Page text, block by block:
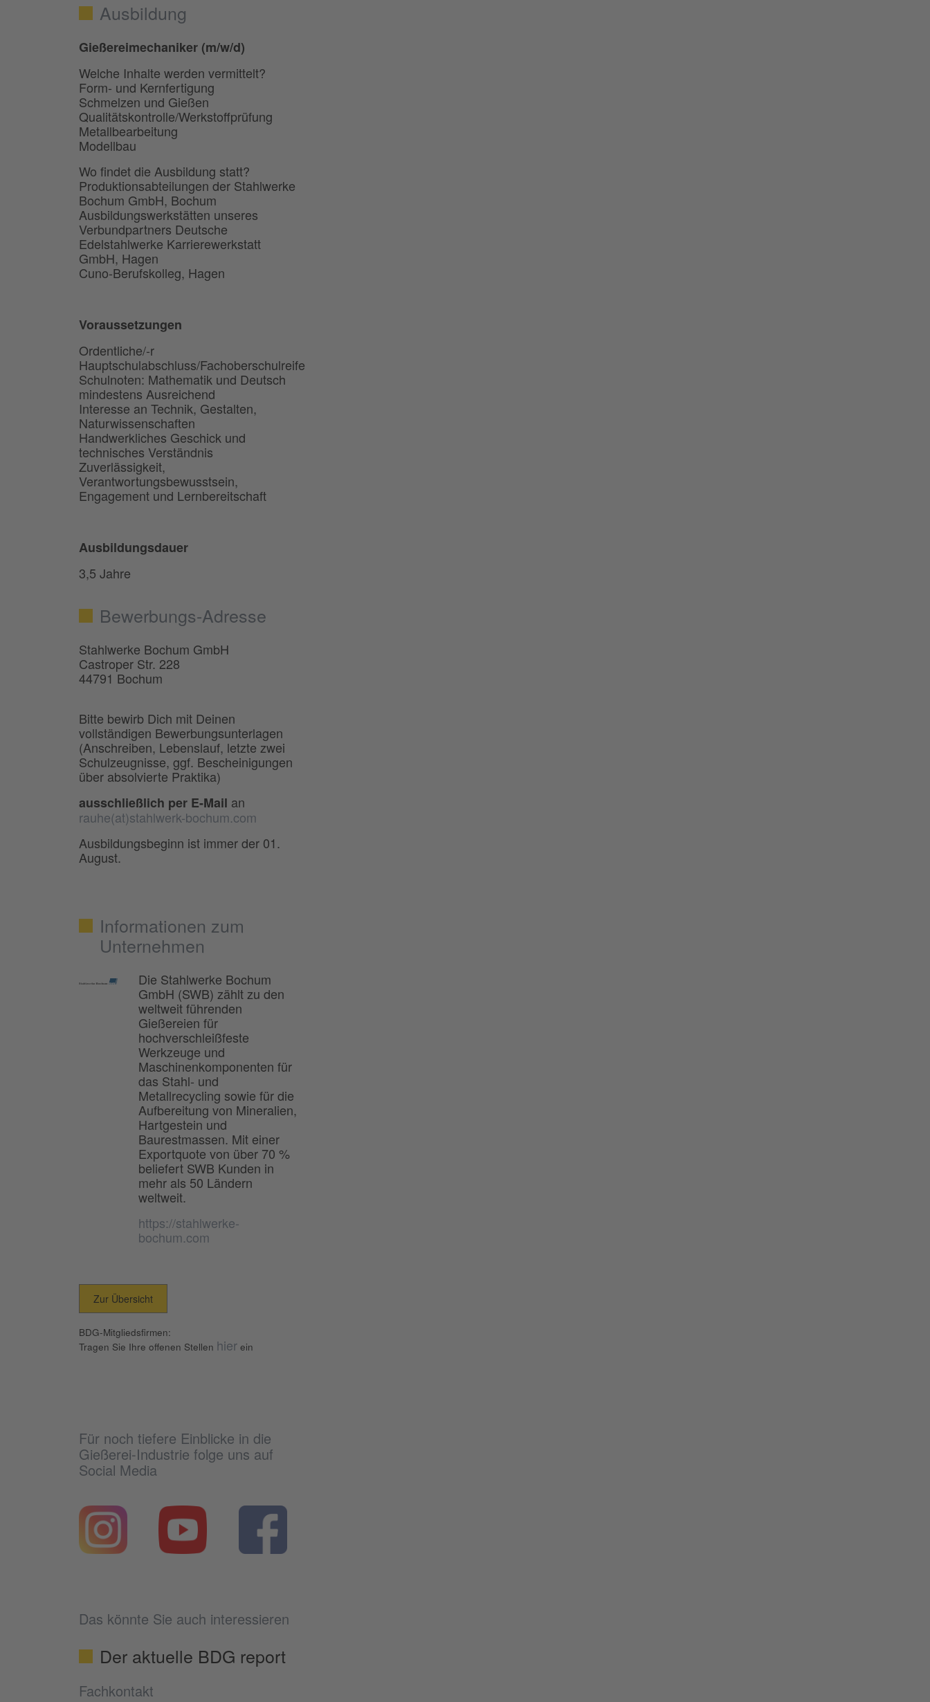
Ausbildung
Gießereimechaniker (m/w/d)
Welche Inhalte werden vermittelt?
Form- und Kernfertigung
Schmelzen und Gießen
Qualitätskontrolle/Werkstoffprüfung
Metallbearbeitung
Modellbau
Wo findet die Ausbildung statt?
Produktionsabteilungen der Stahlwerke
Bochum GmbH, Bochum
Ausbildungswerkstätten unseres
Verbundpartners Deutsche
Edelstahlwerke Karrierewerkstatt
GmbH, Hagen
Cuno-Berufskolleg, Hagen
Voraussetzungen
Ordentliche/-r
Hauptschulabschluss/Fachoberschulreife
Schulnoten: Mathematik und Deutsch
mindestens Ausreichend
Interesse an Technik, Gestalten,
Naturwissenschaften
Handwerkliches Geschick und
technisches Verständnis
Zuverlässigkeit,
Verantwortungsbewusstsein,
Engagement und Lernbereitschaft
Ausbildungsdauer
3,5 Jahre
Bewerbungs-Adresse
Stahlwerke Bochum GmbH
Castroper Str. 228
44791 Bochum
Bitte bewirb Dich mit Deinen
vollständigen Bewerbungsunterlagen
(Anschreiben, Lebenslauf, letzte zwei
Schulzeugnisse, ggf. Bescheinigungen
über absolvierte Praktika)
ausschließlich per E-Mail an
rauhe(at)stahlwerk-bochum.com
Ausbildungsbeginn ist immer der 01.
August.
Informationen zum
Unternehmen
Die Stahlwerke Bochum
GmbH (SWB) zählt zu den
weltweit führenden
Gießereien für
hochverschleißfeste
Werkzeuge und
Maschinenkomponenten für
das Stahl- und
Metallrecycling sowie für die
Aufbereitung von Mineralien,
Hartgestein und
Baurestmassen. Mit einer
Exportquote von über 70 %
beliefert SWB Kunden in
mehr als 50 Ländern
weltweit.
https://stahlwerke-
bochum.com
Zur Übersicht
BDG-Mitgliedsfirmen:
Tragen Sie Ihre offenen Stellen hier ein
Für noch tiefere Einblicke in die
Gießerei-Industrie folge uns auf
Social Media
Das könnte Sie auch interessieren
Der aktuelle BDG report
Fachkontakt